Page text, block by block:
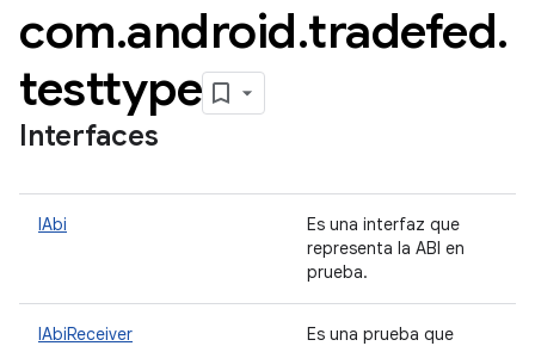
com.android.tradefed.
testtype
Interfaces
IAbi
Es una interfaz que
representa la ABI en
prueba.
IAbiReceiver
Es una prueba que